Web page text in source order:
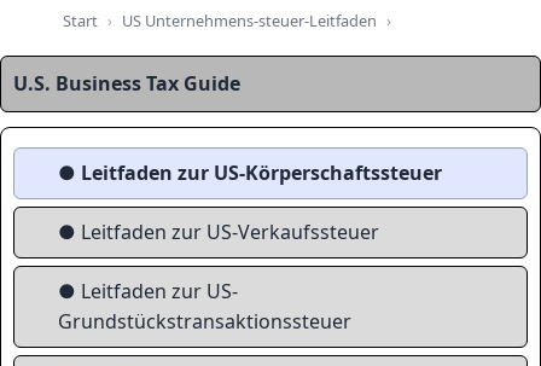
Start US Unternehmens-steuer-Leitfaden
U.S. Business Tax Guide
● Leitfaden zur US-Körperschaftssteuer
● Leitfaden zur US-Verkaufssteuer
● Leitfaden zur US-
Grundstückstransaktionssteuer